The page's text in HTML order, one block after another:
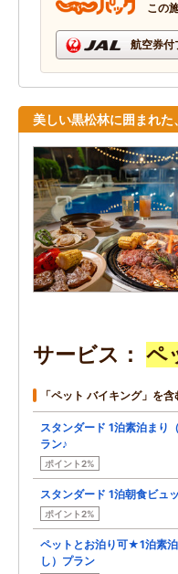
この
航空券付
美しい黒松林に囲まれ
サービス ペ
「ペット バイキング」を
スタンダード 1泊素泊まり
ラン♪
ポイント2%
スタンダード 1泊朝食ビュ
ポイント2%
ペットとお泊り可★1泊素
し）プラン